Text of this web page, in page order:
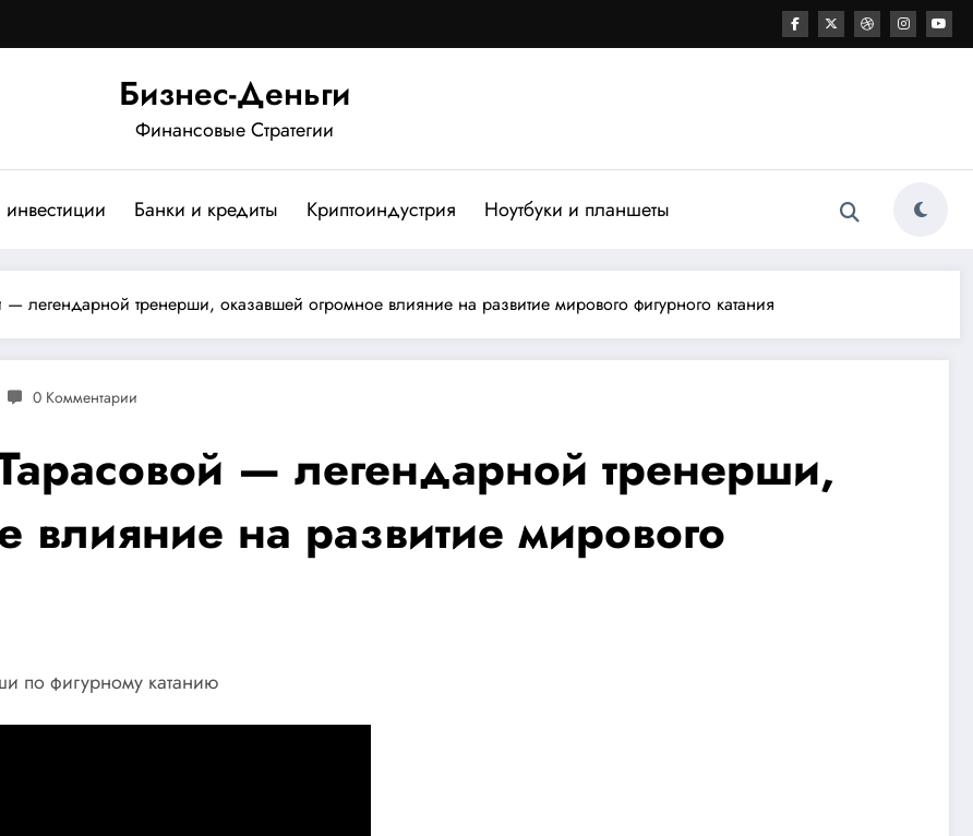
Бизнес-Деньги
Финансовые Стратегии
Банки и кредиты Криптоиндустрия Ноутбуки и планшеты
— легендарной тренерши, оказавшей огромное влияние на развитие мирового фигурного катания
0 Комментарии
— легендарной тренерши,
влияние на развитие мирового